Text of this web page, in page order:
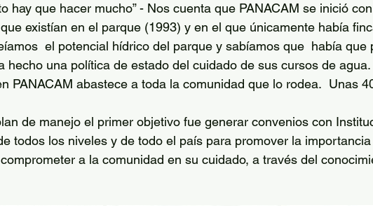
hay que hacer mucho” - Nos cuenta que PANACAM se inició
existían en el parque (1993) y en el que únicamente había
el potencial hídrico del parque y sabíamos que  había que
hecho una política de estado del cuidado de sus cursos de agua.
PANACAM abastece a toda la comunidad que lo rodea.  Unas
de manejo el primer objetivo fue generar convenios con
todos los niveles y de todo el país para promover la
a la comunidad en su cuidado, a través del